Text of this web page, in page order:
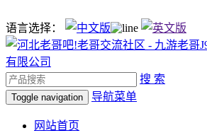
语言选择：
搜 索
Toggle navigation 导航菜单
网站首页